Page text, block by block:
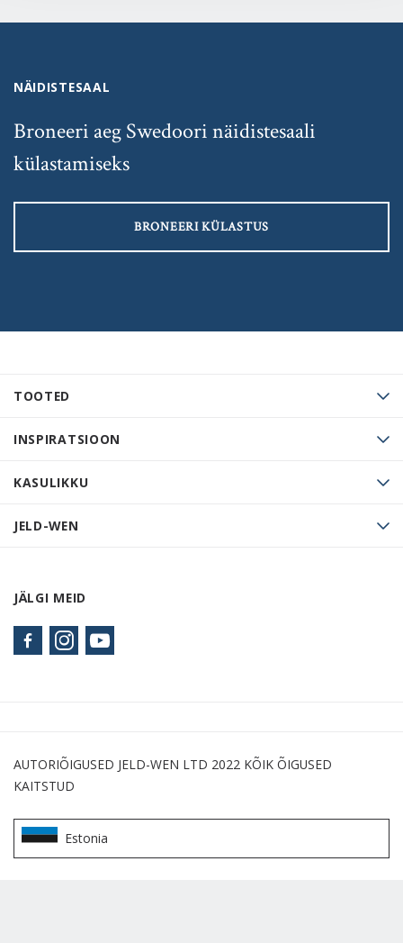
TOOTED
INSPIRATSIOON
KASULIKKU
JELD-WEN
JÄLGI MEID
NÄIDISTESAAL
Broneeri aeg Swedoori näidistesaali
külastamiseks
BRONEERI KÜLASTUS
AUTORIÕIGUSED JELD-WEN LTD 2022 KÕIK ÕIGUSED
KAITSTUD
Estonia